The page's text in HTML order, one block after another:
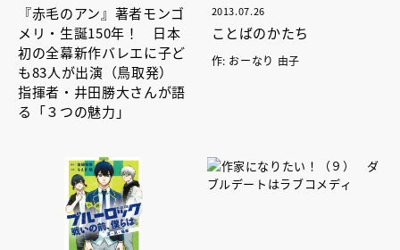
『赤毛のアン』著者モンゴ
メリ・生誕150年！ 日本
初の全幕新作バレエに子ど
も83人が出演（鳥取発）
指揮者・井田勝大さんが語
る「３つの魅力」
2013.07.26
ことばのかたち
作: おーなり 由子